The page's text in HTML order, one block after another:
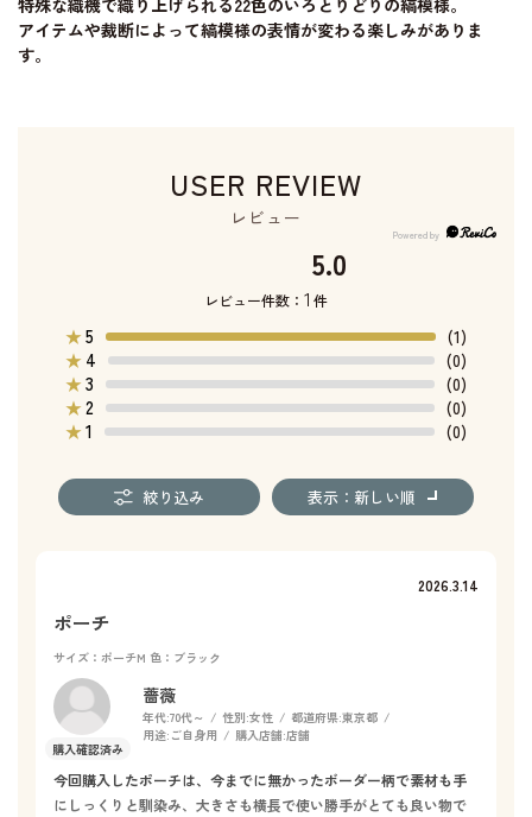
特殊な織機で織り上げられる22色のいろとりどりの縞模様。
アイテムや裁断によって縞模様の表情が変わる楽しみがありま
す。
USER REVIEW
レビュー
5.0
レビュー件数： 1 件
★5
(1)
★ 4
(0)
★3
(0)
★2
(0)
★1 (0)
絞り込み 表示：新しい順
2026.3.14
ポーチ
サイズ：ポーチM 色：ブラック
薔薇
年代:70代～ 性別:女性 都道府県:東京都
用途: ご自身用 購入店舗:店舗
今回購入したポーチは、今までに無かったボーダー柄で素材も手
にしっくりと馴染み、大きさも横長で使い勝手がとても良い物で